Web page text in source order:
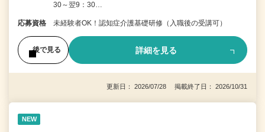
30～翌9：30…
応募資格 未経験者OK！認知症介護基礎研修（入職後の受講可）
後で見る 詳細を見る
更新日： 2026/07/28 掲載終了日： 2026/10/31
NEW